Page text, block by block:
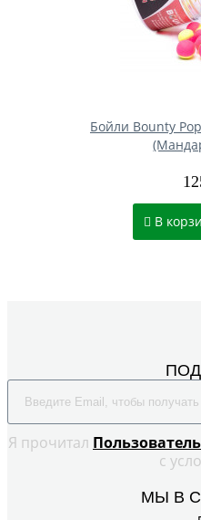
Бойли Bounty
В
Я прочитал
с
МЫ В